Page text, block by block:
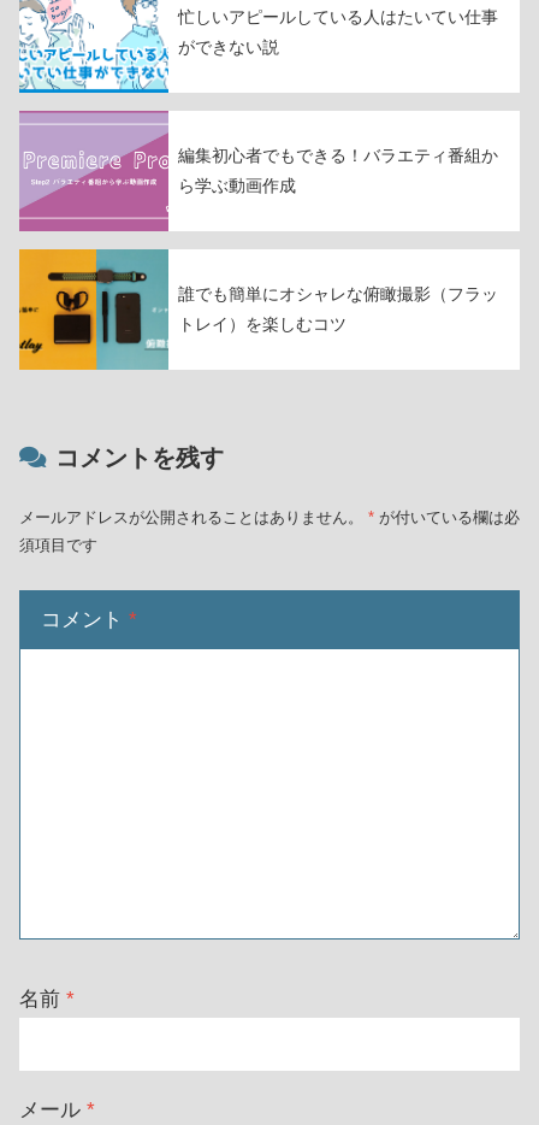
忙しいアピールしている人はたいてい仕事
ができない説
編集初心者でもできる！バラエティ番組か
ら学ぶ動画作成
誰でも簡単にオシャレな俯瞰撮影（フラッ
トレイ）を楽しむコツ
コメントを残す
メールアドレスが公開されることはありません。 * が付いている欄は必
須項目です
コメント *
名前 *
メール *